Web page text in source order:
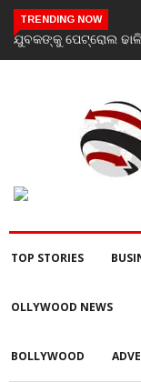
TRENDING NOW
Scientist Ajit Kumar
Chancellor of Central
TOP STORIES
OLLYWOOD NEWS
BOLLYWOOD